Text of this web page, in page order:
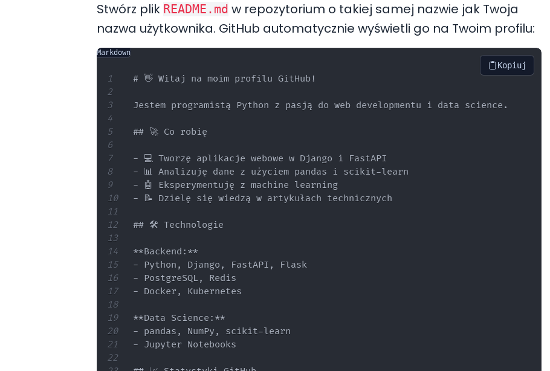
Stwórz plik README.md w repozytorium o takiej samej nazwie jak Twoja
nazwa użytkownika. GitHub automatycznie wyświetli go na Twoim profilu:
Markdown
Kopiuj
# 👋 Witaj na moim profilu GitHub!
Jestem programistą Python z pasją do web developmentu i data science.
## 🚀 Co robię
- 💻 Tworzę aplikacje webowe w Django i FastAPI
- 📊 Analizuję dane z użyciem pandas i scikit-learn
- 🤖 Eksperymentuję z machine learning
- 📝 Dzielę się wiedzą w artykułach technicznych
## 🛠️ Technologie
**Backend:**
- Python, Django, FastAPI, Flask
- PostgreSQL, Redis
- Docker, Kubernetes
**Data Science:**
- pandas, NumPy, scikit-learn
- Jupyter Notebooks